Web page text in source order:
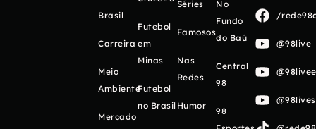
Brasil
Carreira
Meio
Ambiente
Mercado
Futebol
em
Minas
Futebol
no Brasil
Séries
Famosos
Nas
Redes
Humor
No
Fundo
do Baú
Central
98
98
/
@98live